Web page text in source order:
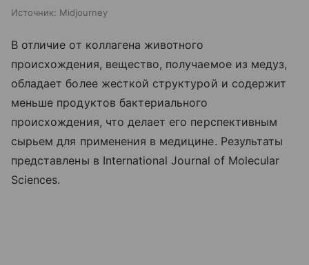
Источник: Midjourney
В отличие от коллагена животного
происхождения, вещество, получаемое из медуз,
обладает более жесткой структурой и содержит
меньше продуктов бактериального
происхождения, что делает его перспективным
сырьем для применения в медицине. Результаты
представлены в International Journal of Molecular
Sciences.